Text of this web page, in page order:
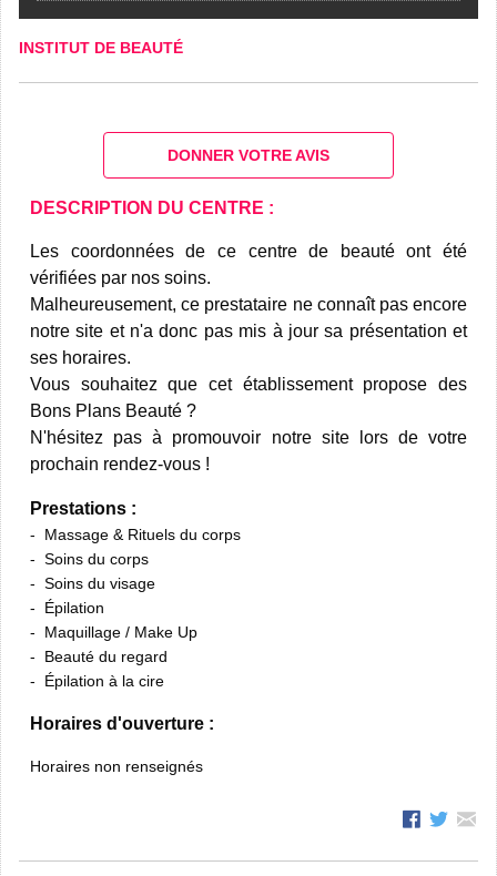
INSTITUT DE BEAUTÉ
DONNER VOTRE AVIS
DESCRIPTION DU CENTRE :
Les coordonnées de ce centre de beauté ont été
vérifiées par nos soins.
Malheureusement, ce prestataire ne connaît pas encore
notre site et n'a donc pas mis à jour sa présentation et
ses horaires.
Vous souhaitez que cet établissement propose des
Bons Plans Beauté ?
N'hésitez pas à promouvoir notre site lors de votre
prochain rendez-vous !
Prestations :
Massage & Rituels du corps
Soins du corps
Soins du visage
Épilation
Maquillage / Make Up
Beauté du regard
Épilation à la cire
Horaires d'ouverture :
Horaires non renseignés